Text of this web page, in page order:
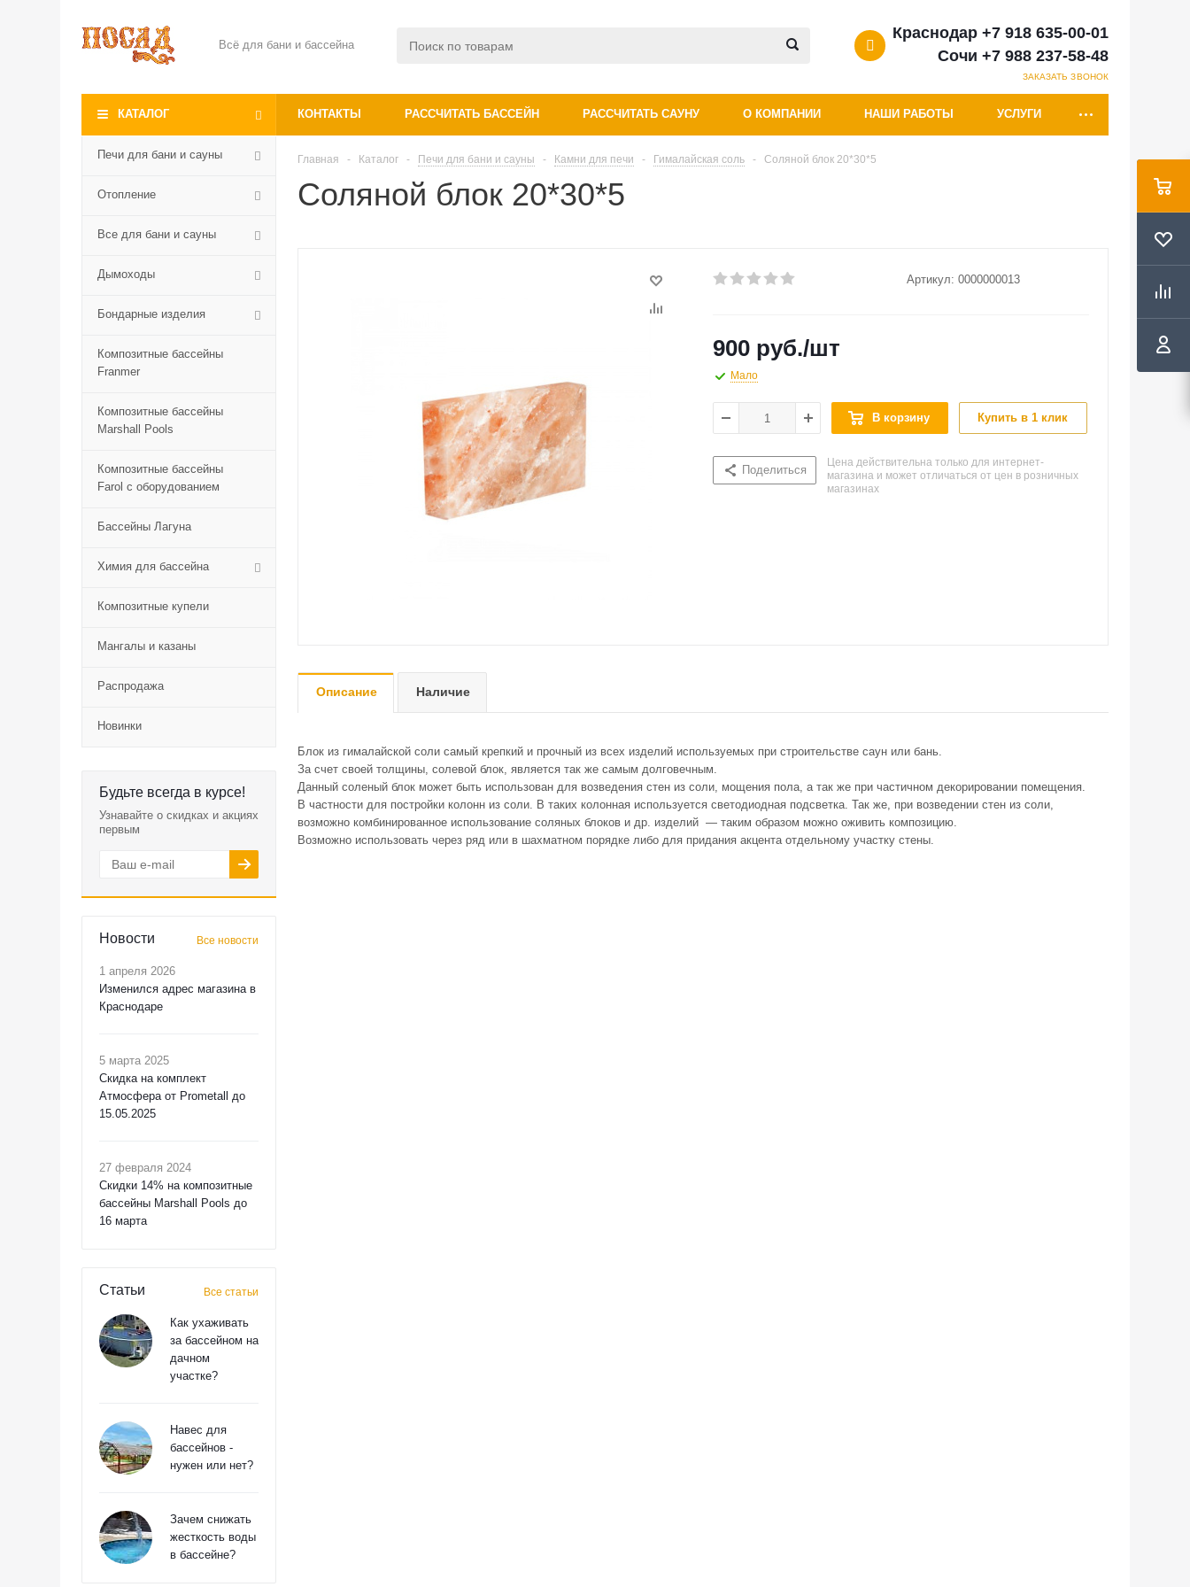
Всё для бани и бассейна
Краснодар +7 918 635-00-01
Сочи +7 988 237-58-48
ЗАКАЗАТЬ ЗВОНОК
КАТАЛОГ КОНТАКТЫ РАССЧИТАТЬ БАССЕЙН РАССЧИТАТЬ САУНУ О КОМПАНИИ НАШИ РАБОТЫ УСЛУГИ
Печи для бани и сауны
Отопление
Все для бани и сауны
Дымоходы
Бондарные изделия
Композитные бассейны
Franmer
Композитные бассейны
Marshall Pools
Композитные бассейны
Farol с оборудованием
Бассейны Лагуна
Химия для бассейна
Композитные купели
Мангалы и казаны
Распродажа
Новинки
Будьте всегда в курсе!
Узнавайте о скидках и акциях
первым
Новости Все новости
1 апреля 2026
Изменился адрес магазина в
Краснодаре
5 марта 2025
Скидка на комплект
Атмосфера от Prometall до
15.05.2025
27 февраля 2024
Скидки 14% на композитные
бассейны Marshall Pools до
16 марта
Статьи Все статьи
Как ухаживать
за бассейном на
дачном
участке?
Навес для
бассейнов -
нужен или нет?
Зачем снижать
жесткость воды
в бассейне?
Главная - Каталог - Печи для бани и сауны - Камни для печи - Гималайская соль - Соляной блок 20*30*5
Соляной блок 20*30*5
Артикул: 0000000013
900 руб./шт
Мало
В корзину Купить в 1 клик
Поделиться
Цена действительна только для интернет-
магазина и может отличаться от цен в розничных
магазинах
Описание Наличие
Блок из гималайской соли самый крепкий и прочный из всех изделий используемых при строительстве саун или бань.
За счет своей толщины, солевой блок, является так же самым долговечным.
Данный соленый блок может быть использован для возведения стен из соли, мощения пола, а так же при частичном декорировании помещения.
В частности для постройки колонн из соли. В таких колонная используется светодиодная подсветка. Так же, при возведении стен из соли,
возможно комбинированное использование соляных блоков и др. изделий — таким образом можно оживить композицию.
Возможно использовать через ряд или в шахматном порядке либо для придания акцента отдельному участку стены.